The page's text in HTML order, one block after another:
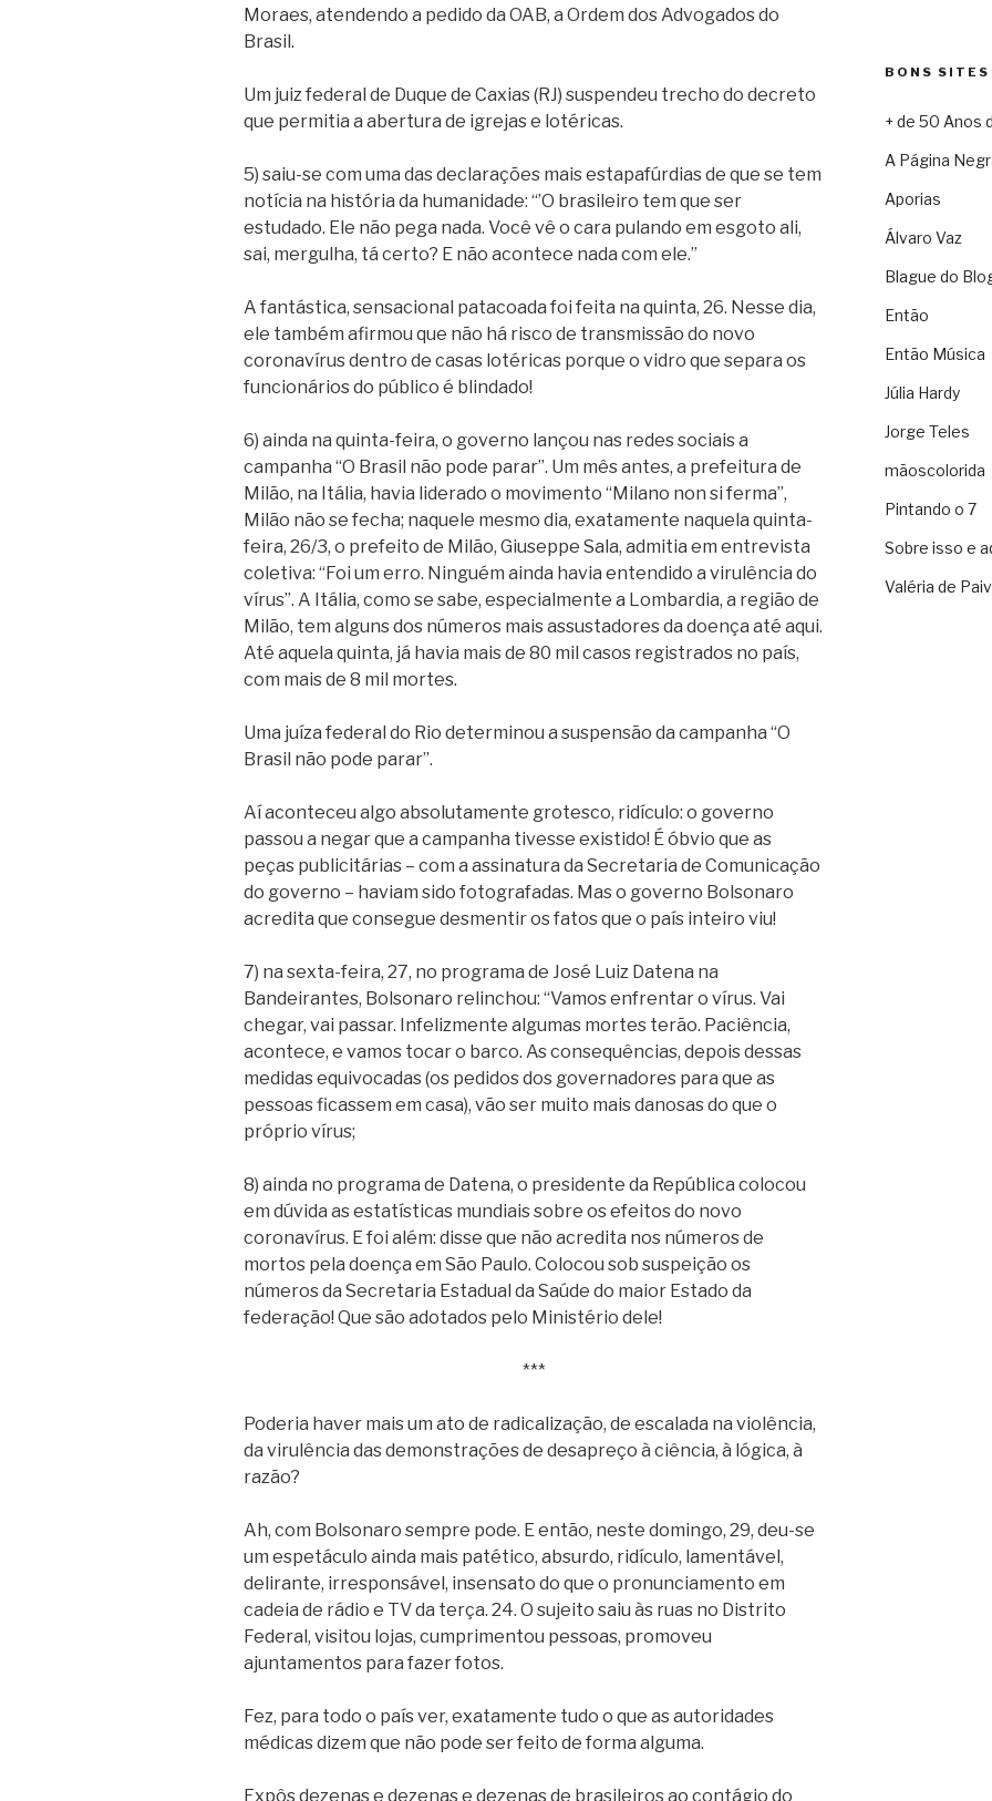
Moraes, atendendo a pedido da OAB, a Ordem dos Advogados do
Brasil.
Um juiz federal de Duque de Caxias (RJ) suspendeu trecho do decreto
que permitia a abertura de igrejas e lotéricas.
5) saiu-se com uma das declarações mais estapafúrdias de que se tem
notícia na história da humanidade: “’O brasileiro tem que ser
estudado. Ele não pega nada. Você vê o cara pulando em esgoto ali,
sai, mergulha, tá certo? E não acontece nada com ele.”
A fantástica, sensacional patacoada foi feita na quinta, 26. Nesse dia,
ele também afirmou que não há risco de transmissão do novo
coronavírus dentro de casas lotéricas porque o vidro que separa os
funcionários do público é blindado!
6) ainda na quinta-feira, o governo lançou nas redes sociais a
campanha “O Brasil não pode parar”. Um mês antes, a prefeitura de
Milão, na Itália, havia liderado o movimento “Milano non si ferma”,
Milão não se fecha; naquele mesmo dia, exatamente naquela quinta-
feira, 26/3, o prefeito de Milão, Giuseppe Sala, admitia em entrevista
coletiva: “Foi um erro. Ninguém ainda havia entendido a virulência do
vírus”. A Itália, como se sabe, especialmente a Lombardia, a região de
Milão, tem alguns dos números mais assustadores da doença até aqui.
Até aquela quinta, já havia mais de 80 mil casos registrados no país,
com mais de 8 mil mortes.
Uma juíza federal do Rio determinou a suspensão da campanha “O
Brasil não pode parar”.
Aí aconteceu algo absolutamente grotesco, ridículo: o governo
passou a negar que a campanha tivesse existido! É óbvio que as
peças publicitárias – com a assinatura da Secretaria de Comunicação
do governo – haviam sido fotografadas. Mas o governo Bolsonaro
acredita que consegue desmentir os fatos que o país inteiro viu!
7) na sexta-feira, 27, no programa de José Luiz Datena na
Bandeirantes, Bolsonaro relinchou: “Vamos enfrentar o vírus. Vai
chegar, vai passar. Infelizmente algumas mortes terão. Paciência,
acontece, e vamos tocar o barco. As consequências, depois dessas
medidas equivocadas (os pedidos dos governadores para que as
pessoas ficassem em casa), vão ser muito mais danosas do que o
próprio vírus;
8) ainda no programa de Datena, o presidente da República colocou
em dúvida as estatísticas mundiais sobre os efeitos do novo
coronavírus. E foi além: disse que não acredita nos números de
mortos pela doença em São Paulo. Colocou sob suspeição os
números da Secretaria Estadual da Saúde do maior Estado da
federação! Que são adotados pelo Ministério dele!
***
Poderia haver mais um ato de radicalização, de escalada na violência,
da virulência das demonstrações de desapreço à ciência, à lógica, à
razão?
Ah, com Bolsonaro sempre pode. E então, neste domingo, 29, deu-se
um espetáculo ainda mais patético, absurdo, ridículo, lamentável,
delirante, irresponsável, insensato do que o pronunciamento em
cadeia de rádio e TV da terça. 24. O sujeito saiu às ruas no Distrito
Federal, visitou lojas, cumprimentou pessoas, promoveu
ajuntamentos para fazer fotos.
Fez, para todo o país ver, exatamente tudo o que as autoridades
médicas dizem que não pode ser feito de forma alguma.
Expôs dezenas e dezenas e dezenas de brasileiros ao contágio do
BONS SITES
+ de 50 Anos
A Página
Aporias
Álvaro Vaz
Blague do
Então
Então Música
Júlia Hardy
Jorge Teles
mãoscolorida
Pintando o 7
Sobre isso e
Valéria de